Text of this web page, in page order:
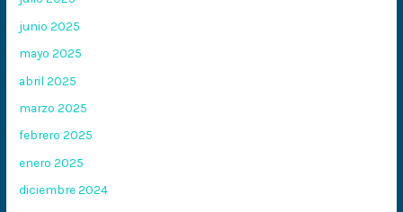
junio 2025
mayo 2025
abril 2025
marzo 2025
febrero 2025
enero 2025
diciembre 2024